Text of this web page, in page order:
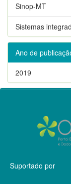
Sinop-MT
Sistemas
Ano de
2019
Suportado por